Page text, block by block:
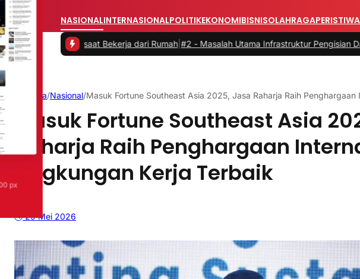
NASIONALINTERNASIONALPOLITIKEKONOMIBISNISOLAHRAGAPERISTIWA
saat Bekerja dari Rumah|#2 -Masalah Utama Infrastruktur Pengisian Daya untuk Mobil
Beranda/Nasional/Masuk Fortune Southeast Asia 2025, Jasa Raharja Raih
Masuk Fortune Southeast Asia
Raharja Raih Penghargaan
Lingkungan Kerja Terbaik
29 Mei 2026